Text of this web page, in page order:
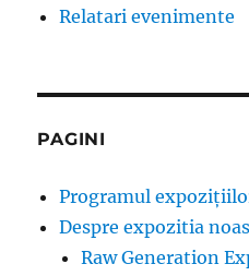
Relatari evenimente
PAGINI
Programul
Despre expozitia
Raw Generation